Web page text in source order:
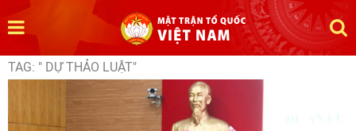
TAG: " DỰ THẢO LUẬT"